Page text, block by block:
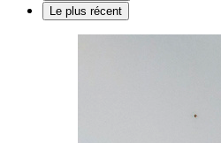
Le plus récent